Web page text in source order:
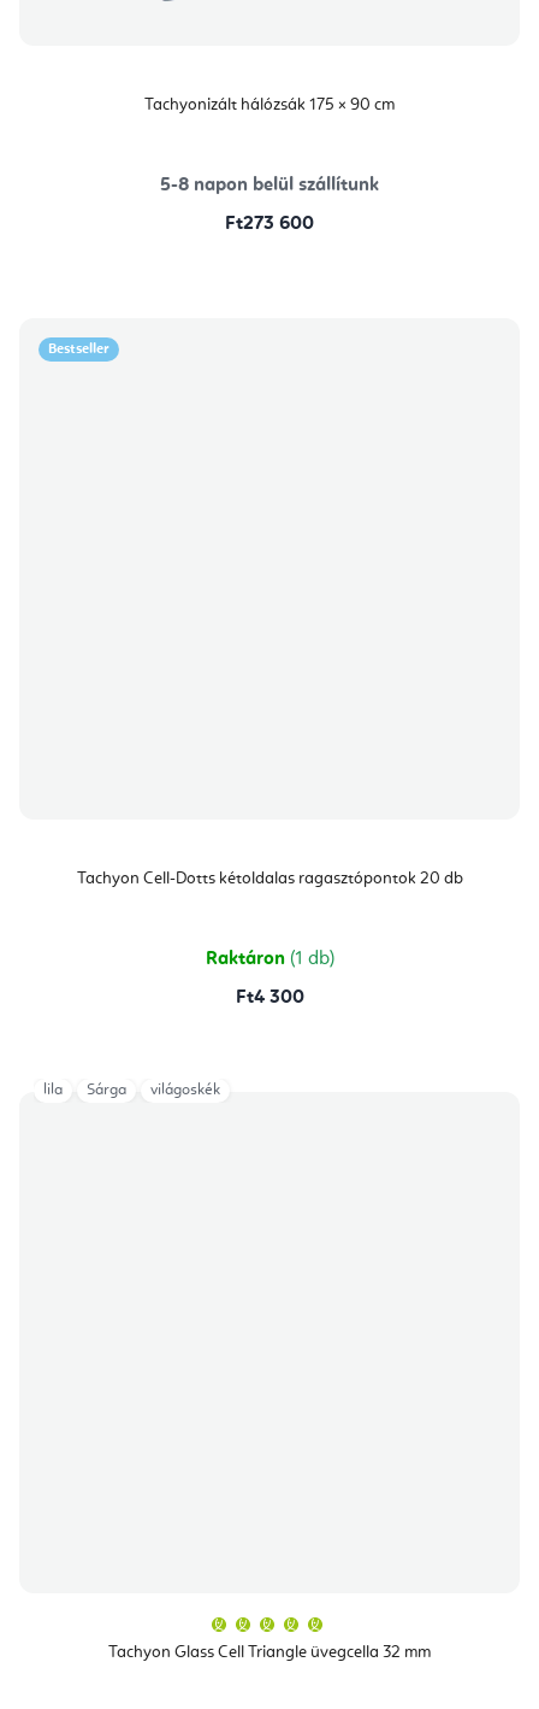
Tachyonizált hálózsák 175 × 90 cm
5-8 napon belül szállítunk
Ft273 600
Bestseller
Tachyon Cell-Dotts kétoldalas ragasztópontok 20 db
Raktáron (1 db)
Ft4 300
Tachyon Glass Cell Triangle üvegcella 32 mm
átlagos
értékelése
lila Sárga világoskék